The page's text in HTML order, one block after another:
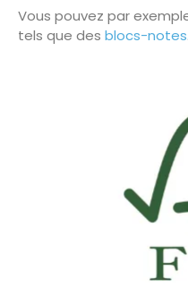
Vous pouvez par
tels que des blocs-notes